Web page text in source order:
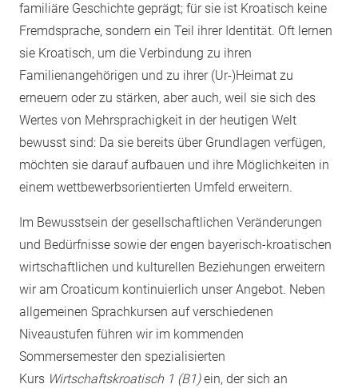
familiäre Geschichte geprägt; für sie ist Kroatisch keine
Fremdsprache, sondern ein Teil ihrer Identität. Oft lernen
sie Kroatisch, um die Verbindung zu ihren
Familienangehörigen und zu ihrer (Ur-)Heimat zu
erneuern oder zu stärken, aber auch, weil sie sich des
Wertes von Mehrsprachigkeit in der heutigen Welt
bewusst sind: Da sie bereits über Grundlagen verfügen,
möchten sie darauf aufbauen und ihre Möglichkeiten in
einem wettbewerbsorientierten Umfeld erweitern.
Im Bewusstsein der gesellschaftlichen Veränderungen
und Bedürfnisse sowie der engen bayerisch-kroatischen
wirtschaftlichen und kulturellen Beziehungen erweitern
wir am Croaticum kontinuierlich unser Angebot. Neben
allgemeinen Sprachkursen auf verschiedenen
Niveaustufen führen wir im kommenden
Sommersemester den spezialisierten
Kurs Wirtschaftskroatisch 1 (B1)ein, der sich an